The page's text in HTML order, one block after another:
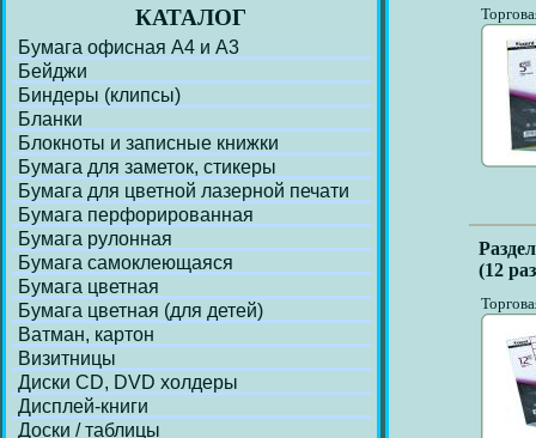
КАТАЛОГ
Бумага офисная А4 и А3
Бейджи
Биндеры (клипсы)
Бланки
Блокноты и записные книжки
Бумага для заметок, стикеры
Бумага для цветной лазерной печати
Бумага перфорирoванная
Бумага рулонная
Бумага самоклеющаяся
Бумага цветная
Бумага цветная (для детей)
Ватман, картон
Визитницы
Диски СD, DVD холдеры
Дисплей-книги
Доски / таблицы
(12